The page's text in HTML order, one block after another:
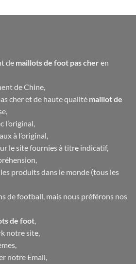
de maillots de foot pas cher en
de Chine,
cher et de haute qualité maillot de
l’original,
à l’original,
le site fournies à titre indicatif,
produits dans le monde (tous les
de football, mais nous préférons nos
de foot,
notre site,
notre Email,